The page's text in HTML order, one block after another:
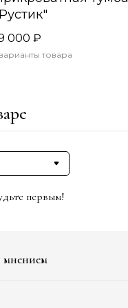
000 ₽
товара
первым!
мнением